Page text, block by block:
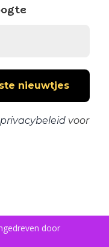
privacybeleidvoor
door